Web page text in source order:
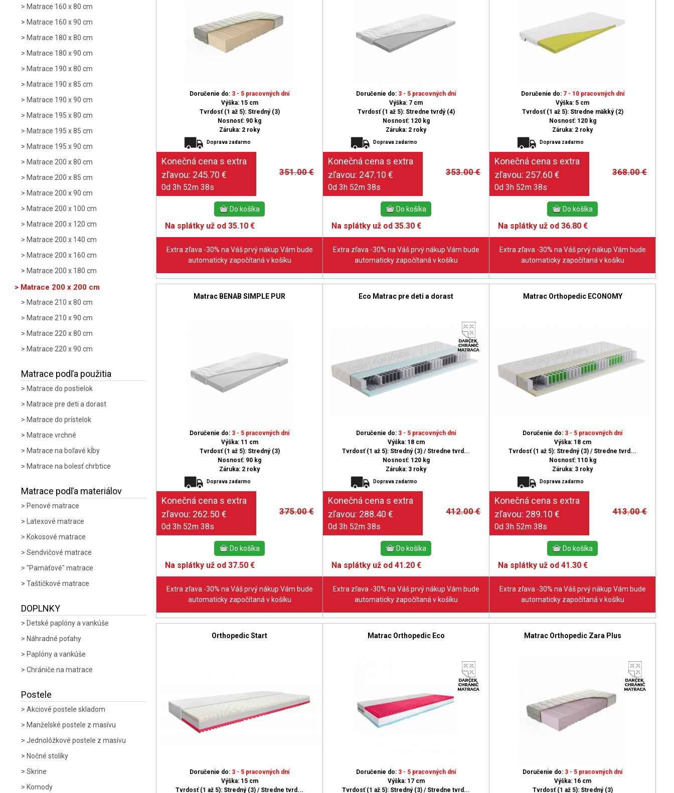
Matrace 160 x 80 cm
Matrace 160 x 90 cm
Matrace 180 x 80 cm
Matrace 180 x 90 cm
Matrace 190 x 80 cm
Matrace 190 x 85 cm
Matrace 190 x 90 cm
Matrace 195 x 80 cm
Matrace 195 x 85 cm
Matrace 195 x 90 cm
Matrace 200 x 80 cm
Matrace 200 x 85 cm
Matrace 200 x 90 cm
Matrace 200 x 100 cm
Matrace 200 x 120 cm
Matrace 200 x 140 cm
Matrace 200 x 160 cm
Matrace 200 x 180 cm
Matrace 200 x 200 cm
Matrace 210 x 80 cm
Matrace 210 x 90 cm
Matrace 220 x 80 cm
Matrace 220 x 90 cm
Matrace podľa použitia
Matrace do postielok
Matrace pre deti a dorast
Matrace do prístelok
Matrace vrchné
Matrace na boľavé kĺby
Matrace na bolesť chrbtice
Matrace podľa materiálov
Penové matrace
Latexové matrace
Kokosové matrace
Sendvičové matrace
"Pamäťové" matrace
Taštičkové matrace
DOPLNKY
Detské paplóny a vankúše
Náhradné poťahy
Paplóny a vankúše
Chrániče na matrace
Postele
Akciové postele skladom
Manželské postele z masívu
Jednolôžkové postele z masívu
Nočné stolíky
Skrine
Komody
Doručenie do: 3 - 5 pracovných dní
Výška: 15 cm
Tvrdosť (1 až 5): Stredný (3)
Nosnosť: 90 kg
Záruka: 2 roky
Doprava zadarmo
351.00€
0d 3h 52m 37s
Na splátky už od 35.10 €
Extra zľava -30% na Váš prvý nákup Vám bude
automaticky započítaná v košíku
Doručenie do: 3 - 5 pracovných dní
Výška: 7 cm
Tvrdosť (1 až 5): Stredne tvrdý (4)
Nosnosť: 120 kg
Záruka: 2 roky
Doprava zadarmo
353.00€
0d 3h 52m 37s
Na splátky už od 35.30 €
Extra zľava -30% na Váš prvý nákup Vám bude
automaticky započítaná v košíku
Doručenie do: 7 - 10 pracovných dní
Výška: 5 cm
Tvrdosť (1 až 5): Stredne mäkký (2)
Nosnosť: 120 kg
Záruka: 2 roky
Doprava zadarmo
368.00€
0d 3h 52m 37s
Na splátky už od 36.80 €
Extra zľava -30% na Váš prvý nákup Vám bude
automaticky započítaná v košíku
Matrac BENAB SIMPLE PUR
Doručenie do: 3 - 5 pracovných dní
Výška: 11 cm
Tvrdosť (1 až 5): Stredný (3)
Nosnosť: 90 kg
Záruka: 2 roky
Doprava zadarmo
375.00€
0d 3h 52m 37s
Na splátky už od 37.50 €
Extra zľava -30% na Váš prvý nákup Vám bude
automaticky započítaná v košíku
Eco Matrac pre deti a dorast
Doručenie do: 3 - 5 pracovných dní
Výška: 18 cm
Tvrdosť (1 až 5): Stredný (3) / Stredne tvrd...
Nosnosť: 120 kg
Záruka: 3 roky
Doprava zadarmo
412.00€
0d 3h 52m 37s
Na splátky už od 41.20 €
Extra zľava -30% na Váš prvý nákup Vám bude
automaticky započítaná v košíku
Matrac Orthopedic ECONOMY
Doručenie do: 3 - 5 pracovných dní
Výška: 18 cm
Tvrdosť (1 až 5): Stredný (3) / Stredne tvrd...
Nosnosť: 110 kg
Záruka: 3 roky
Doprava zadarmo
413.00€
0d 3h 52m 37s
Na splátky už od 41.30 €
Extra zľava -30% na Váš prvý nákup Vám bude
automaticky započítaná v košíku
Orthopedic Start
Doručenie do: 3 - 5 pracovných dní
Výška: 15 cm
Tvrdosť (1 až 5): Stredný (3) / Stredne tvrd...
Matrac Orthopedic Eco
Doručenie do: 3 - 5 pracovných dní
Výška: 17 cm
Tvrdosť (1 až 5): Stredný (3) / Stredne tvrd...
Matrac Orthopedic Zara Plus
Doručenie do: 3 - 5 pracovných dní
Výška: 16 cm
Tvrdosť (1 až 5): Stredný (3)